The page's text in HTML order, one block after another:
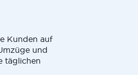
Kunden auf
und
täglichen